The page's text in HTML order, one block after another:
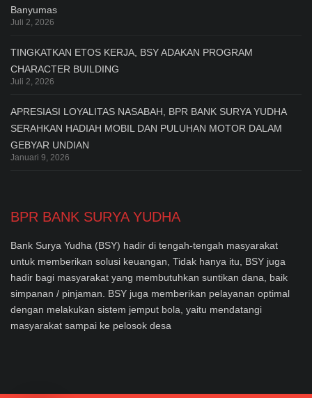
Banyumas
Juli 2, 2026
TINGKATKAN ETOS KERJA, BSY ADAKAN PROGRAM
CHARACTER BUILDING
Juli 2, 2026
APRESIASI LOYALITAS NASABAH, BPR BANK SURYA YUDHA
SERAHKAN HADIAH MOBIL DAN PULUHAN MOTOR DALAM
GEBYAR UNDIAN
Januari 9, 2026
BPR BANK SURYA YUDHA
Bank Surya Yudha (BSY) hadir di tengah-tengah masyarakat
untuk memberikan solusi keuangan, Tidak hanya itu, BSY juga
hadir bagi masyarakat yang membutuhkan suntikan dana, baik
simpanan / pinjaman. BSY juga memberikan pelayanan optimal
dengan melakukan sistem jemput bola, yaitu mendatangi
masyarakat sampai ke pelosok desa